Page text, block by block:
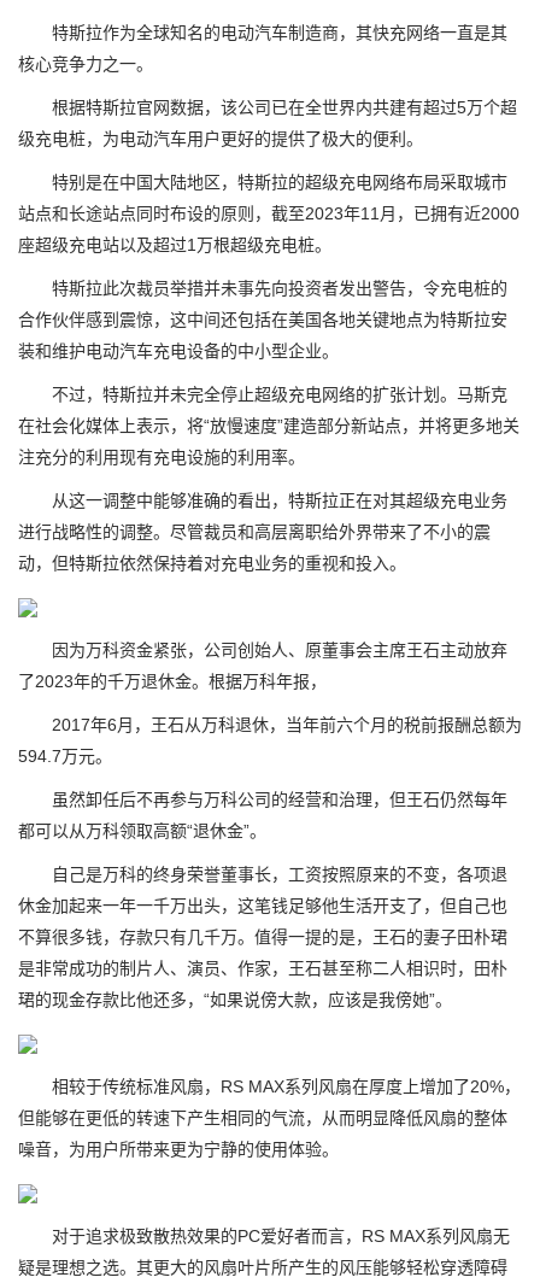
特斯拉作为全球知名的电动汽车制造商，其快充网络一直是其
核心竞争力之一。
根据特斯拉官网数据，该公司已在全世界内共建有超过5万个超
级充电桩，为电动汽车用户更好的提供了极大的便利。
特别是在中国大陆地区，特斯拉的超级充电网络布局采取城市
站点和长途站点同时布设的原则，截至2023年11月，已拥有近2000
座超级充电站以及超过1万根超级充电桩。
特斯拉此次裁员举措并未事先向投资者发出警告，令充电桩的
合作伙伴感到震惊，这中间还包括在美国各地关键地点为特斯拉安
装和维护电动汽车充电设备的中小型企业。
不过，特斯拉并未完全停止超级充电网络的扩张计划。马斯克
在社会化媒体上表示，将“放慢速度”建造部分新站点，并将更多地关
注充分的利用现有充电设施的利用率。
从这一调整中能够准确的看出，特斯拉正在对其超级充电业务
进行战略性的调整。尽管裁员和高层离职给外界带来了不小的震
动，但特斯拉依然保持着对充电业务的重视和投入。
因为万科资金紧张，公司创始人、原董事会主席王石主动放弃
了2023年的千万退休金。根据万科年报，
2017年6月，王石从万科退休，当年前六个月的税前报酬总额为
594.7万元。
虽然卸任后不再参与万科公司的经营和治理，但王石仍然每年
都可以从万科领取高额“退休金”。
自己是万科的终身荣誉董事长，工资按照原来的不变，各项退
休金加起来一年一千万出头，这笔钱足够他生活开支了，但自己也
不算很多钱，存款只有几千万。值得一提的是，王石的妻子田朴珺
是非常成功的制片人、演员、作家，王石甚至称二人相识时，田朴
珺的现金存款比他还多，“如果说傍大款，应该是我傍她”。
相较于传统标准风扇，RS MAX系列风扇在厚度上增加了20%，
但能够在更低的转速下产生相同的气流，从而明显降低风扇的整体
噪音，为用户所带来更为宁静的使用体验。
对于追求极致散热效果的PC爱好者而言，RS MAX系列风扇无
疑是理想之选。其更大的风扇叶片所产生的风压能够轻松穿透障碍